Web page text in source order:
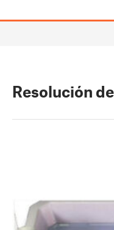
Resolución